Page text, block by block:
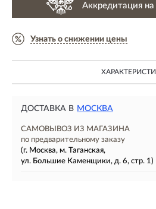
Аккредитация
Узнать о снижении цены
ДОСТАВКА В МОСКВА
САМОВЫВОЗ ИЗ МАГАЗИНА
по предварительному заказу
(г. Москва, м. Таганская,
ул. Большие Каменщики, д. 6, стр. 1)